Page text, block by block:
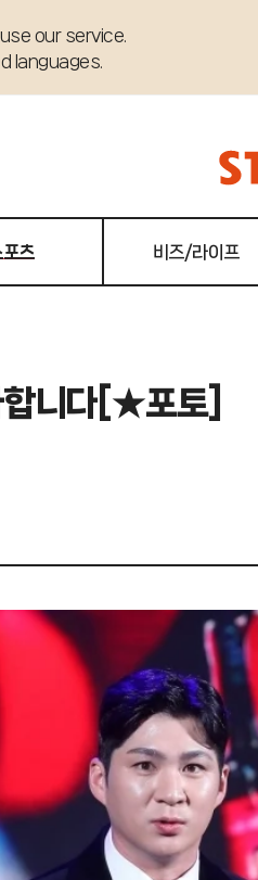
our service.
languages.
포츠 비즈/라이프
니다[★포토]